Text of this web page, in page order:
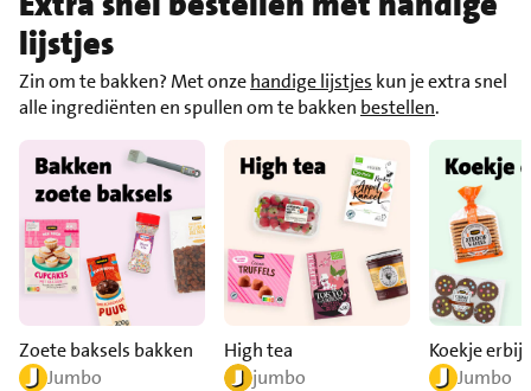
lijstjes
Zin om te bakken? Met onzehandige lijstjes kun je extra snel
alle ingrediënten en spullen om te bakken bestellen.
Zoete baksels bakken
Jumbo
High tea
jumbo
Koekje erbij?
Jumbo